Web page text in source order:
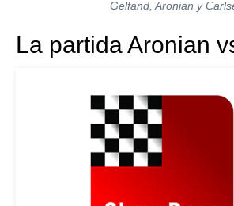
Gelfand, Aronian y
La partida Aronian